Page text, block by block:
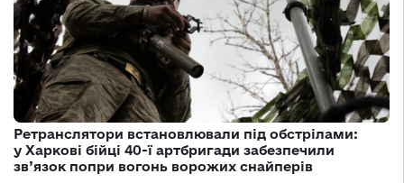
Ретранслятори встановлювали під обстрілами:
у Харкові бійці 40-ї артбригади забезпечили
зв’язок попри вогонь ворожих снайперів